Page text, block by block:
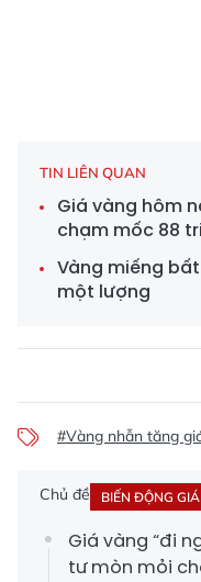
TIN LIÊN QUAN
Giá vàng hôm
chạm mốc 88
Vàng miếng
một lượng
#Vàng nhẫn tăng
Chủ đề BIẾN ĐỘNG
Giá vàng “đi
tư mòn mỏi